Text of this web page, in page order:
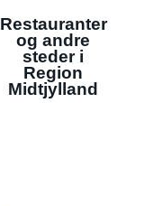
Restauranter
og andre
steder i
Region
Midtjylland